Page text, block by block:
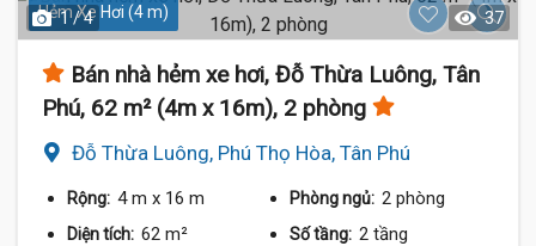
Hẻm Xe Hơi (4 m)
1 / 4 37
Bán nhà hẻm xe hơi, Đỗ Thừa Luông, Tân
Phú, 62 m² (4m x 16m), 2 phòng
Đỗ Thừa Luông, Phú Thọ Hòa, Tân Phú
Rộng: 4 m x 16 m Phòng ngủ: 2 phòng
Diện tích: 62 m² Số tầng: 2 tầng